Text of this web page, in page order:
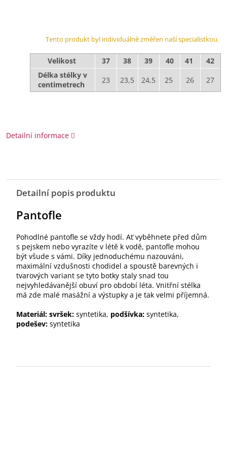
Tento produkt byl individuálně změřen naší specialistkou.
Velikost 37 38 39 40 41
42
Délka stélky v
centimetrech
23 23,5 24,5 25 26 27
Detailní informace
Detailní popis produktu
Pantofle
Pohodlné pantofle se vždy hodí. Ať vyběhnete před dům
s pejskem nebo vyrazíte v létě k vodě, pantofle mohou
být všude s vámi. Díky jednoduchému nazouváni,
maximální vzdušnosti chodidel a spoustě barevných i
tvarových variant se tyto botky staly snad tou
nejvyhledávanější obuví pro období léta. Vnitřní stélka
má zde malé masážní a výstupky a je tak velmi příjemná.
Materiál: svršek: syntetika, podšívka: syntetika,
podešev: syntetika